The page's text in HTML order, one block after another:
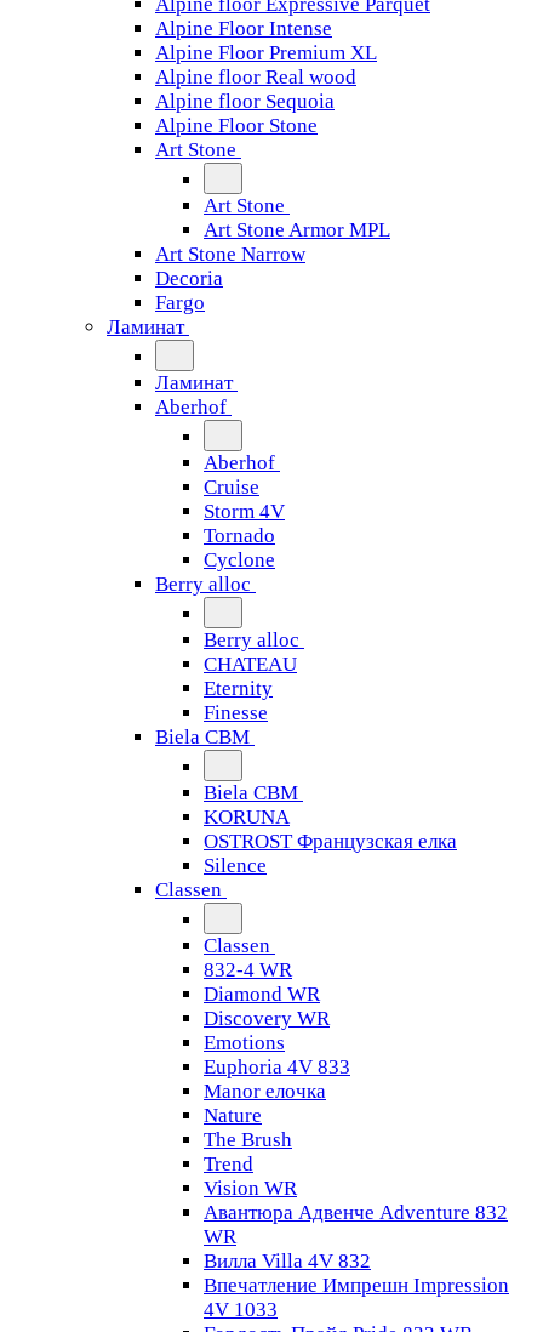
Alpine Floor Intense
Alpine Floor Premium XL
Alpine floor Real wood
Alpine floor Sequoia
Alpine Floor Stone
Art Stone
Art Stone
Art Stone Armor MPL
Art Stone Narrow
Decoria
Fargo
Ламинат
Ламинат
Aberhof
Aberhof
Cruise
Storm 4V
Tornado
Сyclone
Berry alloc
Berry alloc
CHATEAU
Eternity
Finesse
Biela CBM
Biela CBM
KORUNA
OSTROST Французская елка
Silence
Classen
Classen
832-4 WR
Diamond WR
Discovery WR
Emotions
Euphoria 4V 833
Manor елочка
Nature
The Brush
Trend
Vision WR
Авантюра Адвенче Adventure 832
WR
Вилла Villa 4V 832
Впечатление Импрешн Impression
4V 1033